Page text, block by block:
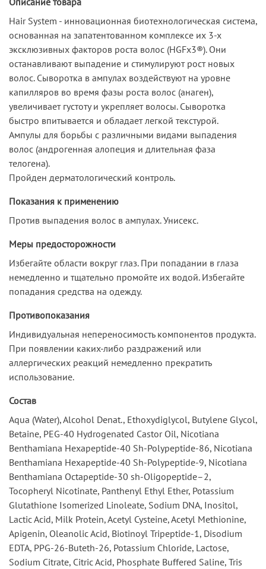
Hair System - инновационная биотехнологическая система,
основанная на запатентованном комплексе их 3-х
эксклюзивных факторов роста волос (HGFx3®). Они
останавливают выпадение и стимулируют рост новых
волос. Сыворотка в ампулах воздействуют на уровне
капилляров во время фазы роста волос (анаген),
увеличивает густоту и укрепляет волосы. Сыворотка
быстро впитывается и обладает легкой текстурой.
Ампулы для борьбы с различными видами выпадения
волос (андрогенная алопеция и длительная фаза
телогена).
Пройден дерматологический контроль.
Показания к применению
Против выпадения волос в ампулах. Унисекс.
Меры предосторожности
Избегайте области вокруг глаз. При попадании в глаза
немедленно и тщательно промойте их водой. Избегайте
попадания средства на одежду.
Противопоказания
Индивидуальная непереносимость компонентов продукта.
При появлении каких-либо раздражений или
аллергических реакций немедленно прекратить
использование.
Состав
Aqua (Water), Alcohol Denat., Ethoxydiglycol, Butylene Glycol,
Betaine, PEG-40 Hydrogenated Castor Oil, Nicotiana
Benthamiana Hexapeptide-40 Sh-Polypeptide-86, Nicotiana
Benthamiana Hexapeptide-40 Sh-Polypeptide-9, Nicotiana
Benthamiana Octapeptide-30 sh-Oligopeptide–2,
Tocopheryl Nicotinate, Panthenyl Ethyl Ether, Potassium
Glutathione Isomerized Linoleate, Sodium DNA, Inositol,
Lactic Acid, Milk Protein, Acetyl Cysteine, Acetyl Methionine,
Apigenin, Oleanolic Acid, Biotinoyl Tripeptide-1, Disodium
EDTA, PPG-26-Buteth-26, Potassium Chloride, Lactose,
Sodium Citrate, Citric Acid, Phosphate Buffered Saline, Tris